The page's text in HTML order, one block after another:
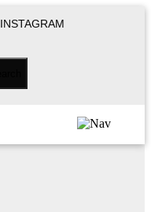
INSTAGRAM